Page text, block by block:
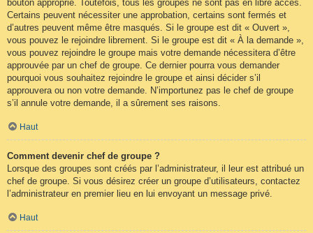
bouton approprié. Toutefois, tous les groupes ne sont pas en libre accès.
Certains peuvent nécessiter une approbation, certains sont fermés et
d’autres peuvent même être masqués. Si le groupe est dit « Ouvert »,
vous pouvez le rejoindre librement. Si le groupe est dit « À la demande »,
vous pouvez rejoindre le groupe mais votre demande nécessitera d’être
approuvée par un chef de groupe. Ce dernier pourra vous demander
pourquoi vous souhaitez rejoindre le groupe et ainsi décider s’il
approuvera ou non votre demande. N’importunez pas le chef de groupe
s’il annule votre demande, il a sûrement ses raisons.
Haut
Comment devenir chef de groupe ?
Lorsque des groupes sont créés par l’administrateur, il leur est attribué un
chef de groupe. Si vous désirez créer un groupe d’utilisateurs, contactez
l’administrateur en premier lieu en lui envoyant un message privé.
Haut